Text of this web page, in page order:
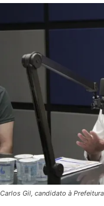
Carlos Gil, candidato à